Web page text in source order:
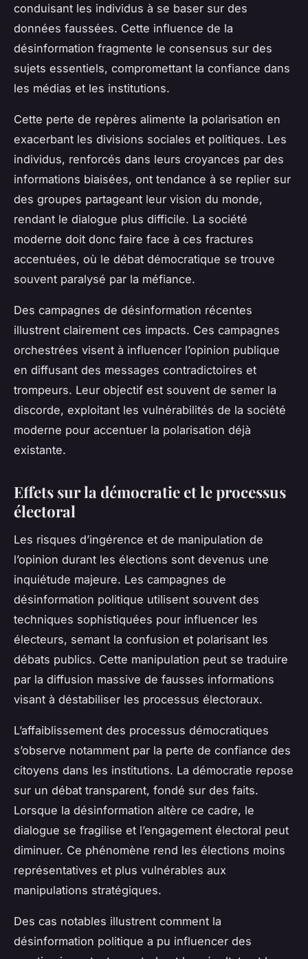
conduisant les individus à se baser sur des
données faussées. Cette influence de la
désinformation fragmente le consensus sur des
sujets essentiels, compromettant la confiance dans
les médias et les institutions.
Cette perte de repères alimente la polarisation en
exacerbant les divisions sociales et politiques. Les
individus, renforcés dans leurs croyances par des
informations biaisées, ont tendance à se replier sur
des groupes partageant leur vision du monde,
rendant le dialogue plus difficile. La société
moderne doit donc faire face à ces fractures
accentuées, où le débat démocratique se trouve
souvent paralysé par la méfiance.
Des campagnes de désinformation récentes
illustrent clairement ces impacts. Ces campagnes
orchestrées visent à influencer l’opinion publique
en diffusant des messages contradictoires et
trompeurs. Leur objectif est souvent de semer la
discorde, exploitant les vulnérabilités de la société
moderne pour accentuer la polarisation déjà
existante.
Effets sur la démocratie et le processus
électoral
Les risques d’ingérence et de manipulation de
l’opinion durant les élections sont devenus une
inquiétude majeure. Les campagnes de
désinformation politique utilisent souvent des
techniques sophistiquées pour influencer les
électeurs, semant la confusion et polarisant les
débats publics. Cette manipulation peut se traduire
par la diffusion massive de fausses informations
visant à déstabiliser les processus électoraux.
L’affaiblissement des processus démocratiques
s’observe notamment par la perte de confiance des
citoyens dans les institutions. La démocratie repose
sur un débat transparent, fondé sur des faits.
Lorsque la désinformation altère ce cadre, le
dialogue se fragilise et l’engagement électoral peut
diminuer. Ce phénomène rend les élections moins
représentatives et plus vulnérables aux
manipulations stratégiques.
Des cas notables illustrent comment la
désinformation politique a pu influencer des